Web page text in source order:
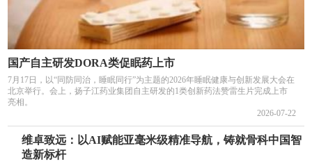
国产自主研发DORA类促眠药上市
7月17日，以“同防同治，睡眠同行”为主题的2026年睡眠健康与创新发展大会在
北京举行。会上，扬子江药业集团自主研发的1类创新药法赞雷生片完成上市
亮相。
2026-07-22
维卓致远：以AI赋能亚毫米级精准导航，铸就骨科中国智
造新标杆